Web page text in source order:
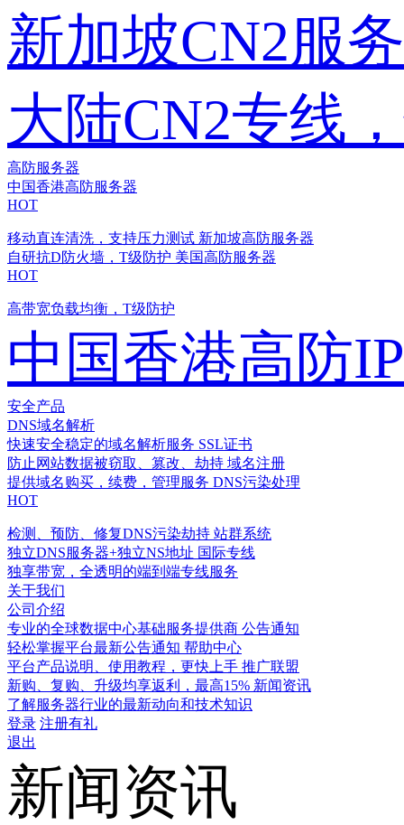
新加坡CN2服
大陆CN2专线
高防服务器
中国香港高防服务器
HOT
移动直连清洗，支持压力测试 新加坡高防服务器
自研抗D防火墙，T级防护 美国高防服务器
HOT
高带宽负载均衡，T级防护
中国香港高防IP
安全产品
DNS域名解析
快速安全稳定的域名解析服务 SSL证书
防止网站数据被窃取、篡改、劫持 域名注册
提供域名购买，续费，管理服务 DNS污染处理
HOT
检测、预防、修复DNS污染劫持 站群系统
独立DNS服务器+独立NS地址 国际专线
独享带宽，全透明的端到端专线服务
关于我们
公司介绍
专业的全球数据中心基础服务提供商 公告通知
轻松掌握平台最新公告通知 帮助中心
平台产品说明、使用教程，更快上手 推广联盟
新购、复购、升级均享返利，最高15% 新闻资讯
了解服务器行业的最新动向和技术知识
登录 注册有礼
退出
新闻资讯